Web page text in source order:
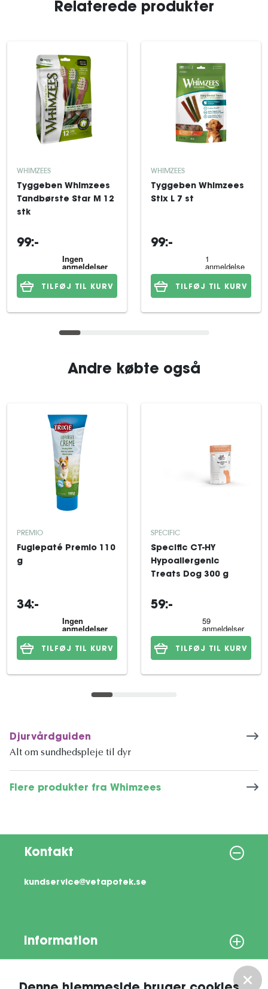
Relaterede produkter
WHIMZEES
Tyggeben Whimzees
Tandbørste Star M 12
stk
99:-
TILFØJ TIL KURV
WHIMZEES
Tyggeben Whimzees
Stix L 7 st
99:-
TILFØJ TIL KURV
Andre købte også
PREMIO
Fuglepaté Premio 110
g
34:-
TILFØJ TIL KURV
SPECIFIC
Specific CT-HY
Hypoallergenic
Treats Dog 300 g
59:-
TILFØJ TIL KURV
Djurvårdguiden
Alt om sundhedspleje til dyr
Flere produkter fra Whimzees
Kontakt
kundservice@vetapotek.se
Information